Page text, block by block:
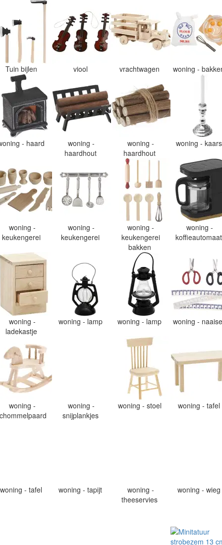
Tuin bijlen viool vrachtwagen woning -
- haard
woning -
haardhout
woning -
haardhout
woning -
woning -
keukengerei
woning -
keukengerei
woning -
keukengerei
bakken
woning -
woning -
ladekastje
woning - lamp woning - lamp woning -
woning -
woning -
snijplankjes
woning - stoel woning - tafel
woning - tafel woning - tapijt
woning -
theeservies
woning - wieg